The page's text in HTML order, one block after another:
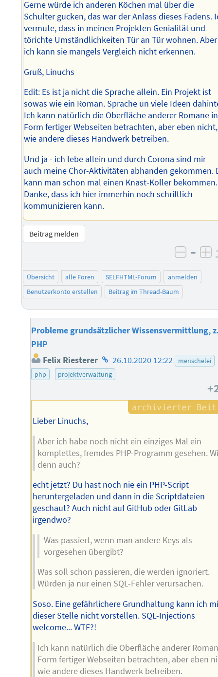
Gerne würde ich anderen Köchen mal über die
Schulter gucken, das war der Anlass dieses Fadens.
vermute, dass in meinen Projekten Genialität und
törichte Umständlichkeiten Tür an Tür wohnen. Aber
ich kann sie mangels Vergleich nicht erkennen.
Gruß, Linuchs
Edit: Es ist ja nicht die Sprache allein. Ein Projekt ist
sowas wie ein Roman. Sprache un viele Ideen
Ich kann natürlich die Oberfläche anderer Romane in
Form fertiger Webseiten betrachten, aber eben nicht,
wie andere dieses Handwerk betreiben.
Und ja - ich lebe allein und durch Corona sind mir
auch meine Chor-Aktivitäten abhanden gekommen.
kann man schon mal einen Knast-Koller bekommen.
Danke, dass ich hier immerhin noch schriftlich
kommunizieren kann.
Beitrag melden
–
Übersicht alle Foren SELFHTML-Forum
anmelden
Benutzerkonto erstellen
Beitrag im Thread-Baum
Probleme grundsätzlicher Wissensvermittlung,
PHP
Felix Riesterer Homepage
des
26.10.2020 12:22
menschelei
php
projektverwaltung
Lieber Linuchs,
Aber ich habe noch nicht ein einziges Mal ein
komplettes, fremdes PHP-Programm gesehen.
denn auch?
echt jetzt? Du hast noch nie ein PHP-Script
heruntergeladen und dann in die Scriptdateien
geschaut? Auch nicht auf GitHub oder GitLab
irgendwo?
Was passiert, wenn man andere Keys als
vorgesehen übergibt?
Was soll schon passieren, die werden ignoriert.
Würden ja nur einen SQL-Fehler verursachen.
Soso. Eine gefährlichere Grundhaltung kann ich
dieser Stelle nicht vorstellen. SQL-Injections
welcome... WTF?!
Ich kann natürlich die Oberfläche anderer
Form fertiger Webseiten betrachten, aber eben
wie andere dieses Handwerk betreiben.